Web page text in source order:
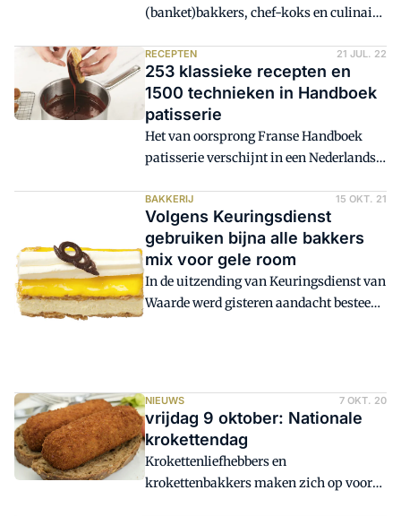
(banket)bakkers, chef-koks en culinair
bedenken voor museaal serviesgoed?
Dan ontstaat er een boek: Kunst en
Koken. Een prachtig werk met recepten
en verhalen, ter inspiratie van iedere
voedselliefhebber.
RECEPTEN 21 JUL. 22
253 klassieke recepten en
1500 technieken in Handboek
patisserie
Het van oorsprong Franse Handboek
patisserie verschijnt in een Nederlandse
aanbevelen! Professionals en
thuisbakkers', zegt meester-patissier
Cees Holtkamp over de rijk
geïllustreerde uitgave.
BAKKERIJ 15 OKT. 21
Volgens Keuringsdienst
gebruiken bijna alle bakkers
mix voor gele room
In de uitzending van Keuringsdienst van
Waarde werd gisteren aandacht besteed
een kant-en-klare mix. Banketbakker
Cees Holtkamp reageert geschokt. 'Dan
zaag je als vakman de poten onder je
stoel vandaan!'
NIEUWS 7 OKT. 20
vrijdag 9 oktober: Nationale
krokettendag
Krokettenliefhebbers en
krokettenbakkers maken zich op voor